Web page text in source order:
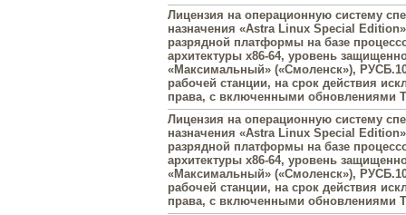
Лицензия на операционную систему
назначения «Astra Linux Special
разрядной платформы на базе
архитектуры х86-64, уровень
«Максимальный» («Смоленск»),
рабочей станции, на срок действия
права, с включенными обновлениями
Лицензия на операционную систему
назначения «Astra Linux Special
разрядной платформы на базе
архитектуры х86-64, уровень
«Максимальный» («Смоленск»),
рабочей станции, на срок действия
права, с включенными обновлениями